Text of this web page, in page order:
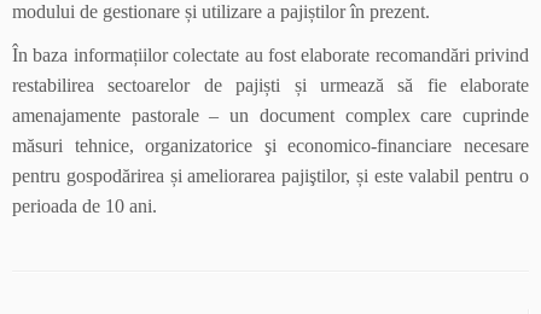
modului de gestionare și utilizare a pajiștilor în prezent.
În baza informațiilor colectate au fost elaborate recomandări privind
restabilirea sectoarelor de pajiști și urmează să fie elaborate
amenajamente pastorale – un document complex care cuprinde
măsuri tehnice, organizatorice şi economico-financiare necesare
pentru gospodărirea și ameliorarea pajiştilor, și este valabil pentru o
perioada de 10 ani.